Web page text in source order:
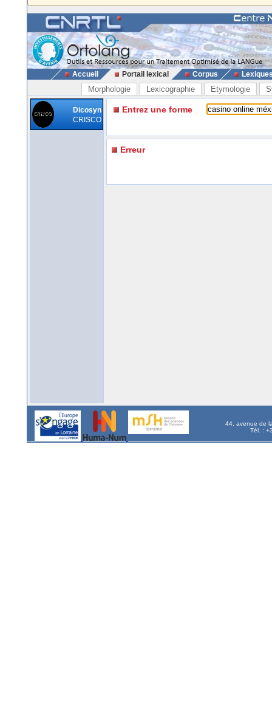
Accueil Portail lexical Corpus
Morphologie Lexicographie Etymologie
Dicosyn
CRISCO
Entrez une forme
Erreur
44, avenue de
Tél. :